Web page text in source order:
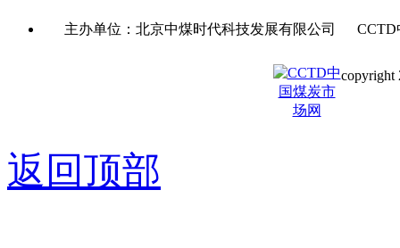
主办单位：北京中煤时代科技发展有限公司
copyright
返回顶部